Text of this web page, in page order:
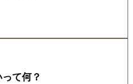
て何？